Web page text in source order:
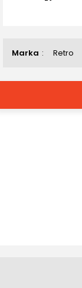
Marka Retro